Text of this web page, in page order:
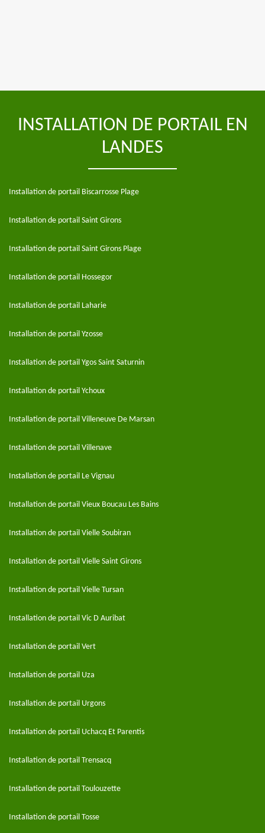
INSTALLATION DE PORTAIL EN
LANDES
Installation de portail Biscarrosse Plage
Installation de portail Saint Girons
Installation de portail Saint Girons Plage
Installation de portail Hossegor
Installation de portail Laharie
Installation de portail Yzosse
Installation de portail Ygos Saint Saturnin
Installation de portail Ychoux
Installation de portail Villeneuve De Marsan
Installation de portail Villenave
Installation de portail Le Vignau
Installation de portail Vieux Boucau Les Bains
Installation de portail Vielle Soubiran
Installation de portail Vielle Saint Girons
Installation de portail Vielle Tursan
Installation de portail Vic D Auribat
Installation de portail Vert
Installation de portail Uza
Installation de portail Urgons
Installation de portail Uchacq Et Parentis
Installation de portail Trensacq
Installation de portail Toulouzette
Installation de portail Tosse